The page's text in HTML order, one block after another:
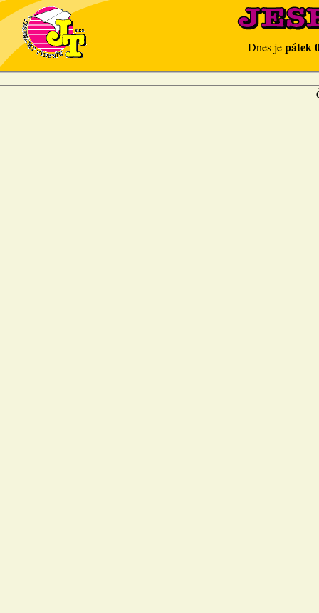
Dnes jepátek